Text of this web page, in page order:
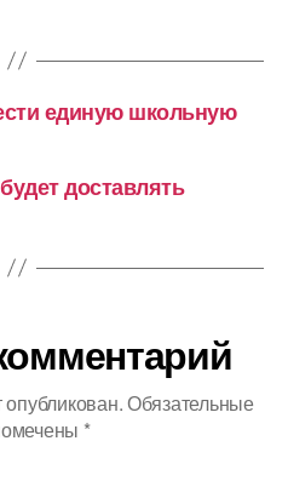
единую школьную
доставлять
Обязательные
*